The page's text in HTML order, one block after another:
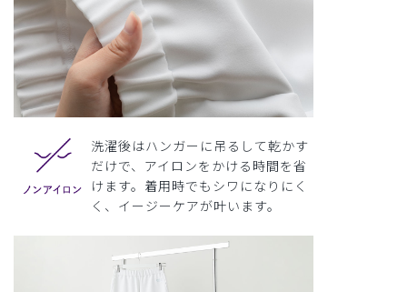
洗濯後はハンガーに吊るして乾かす
だけで、アイロンをかける時間を省
けます。着用時でもシワになりにく
く、イージーケアが叶います。